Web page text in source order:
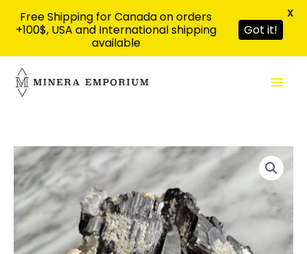
contenu
Free Shipping for Canada on orders
+100$, USA and International shipping
available
Got it!
X